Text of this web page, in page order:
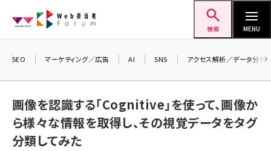
ン
検索 MENU
seo (3519)
SEO マーケティング／広告 AI SNS アクセス解析／データ分析
画像を認識する「Cognitive」を使って、画像か
ら様々な情報を取得し、その視覚データをタグ
分類してみた
差
▼ア